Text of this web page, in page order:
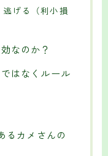
げる（利小損
なのか？
はなくルール
るカメさんの